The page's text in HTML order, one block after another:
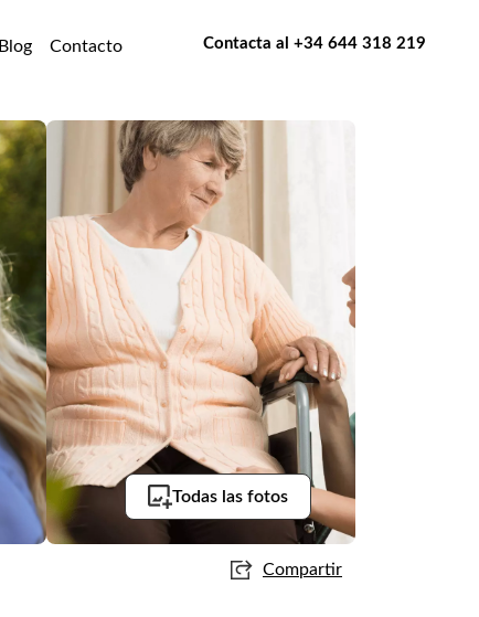
Blog Contacto Contacta al +34 644 318 219
Compartir
Todas las fotos